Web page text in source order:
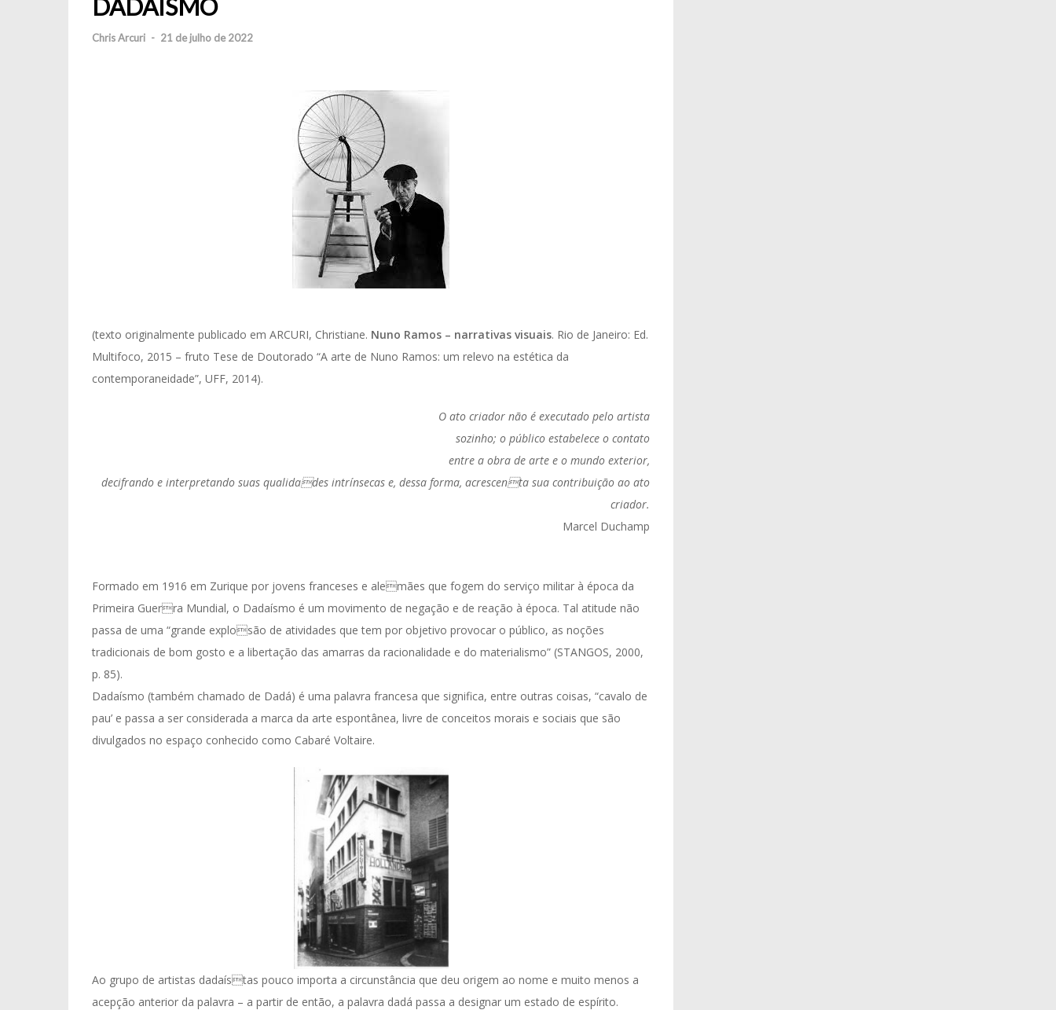
DADAÍSMO
Chris Arcuri - 21 de julho de 2022
(texto originalmente publicado em ARCURI, Christiane. Nuno Ramos – narrativas visuais. Rio de Janeiro: Ed.
Multifoco, 2015 – fruto Tese de Doutorado “A arte de Nuno Ramos: um relevo na estética da
contemporaneidade”, UFF, 2014).
O ato criador não é executado pelo artista
sozinho; o público estabelece o contato
entre a obra de arte e o mundo exterior,
decifrando e interpretando suas qualidades intrínsecas e, dessa forma, acrescenta sua contribuição ao ato
criador.
Marcel Duchamp
Formado em 1916 em Zurique por jovens franceses e alemães que fogem do serviço militar à época da
Primeira Guerra Mundial, o Dadaísmo é um movimento de negação e de reação à época. Tal atitude não
passa de uma “grande explosão de atividades que tem por objetivo provocar o público, as noções
tradicionais de bom gosto e a libertação das amarras da racionalidade e do materialismo” (STANGOS, 2000,
p. 85).
Dadaísmo (também chamado de Dadá) é uma palavra francesa que significa, entre outras coisas, “cavalo de
pau’ e passa a ser considerada a marca da arte espontânea, livre de conceitos morais e sociais que são
divulgados no espaço conhecido como Cabaré Voltaire.
Ao grupo de artistas dadaístas pouco importa a circunstância que deu origem ao nome e muito menos a
acepção anterior da palavra – a partir de então, a palavra dadá passa a designar um estado de espírito.